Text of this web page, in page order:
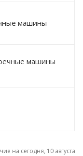
машины
машины
на сегодня, 10 августа